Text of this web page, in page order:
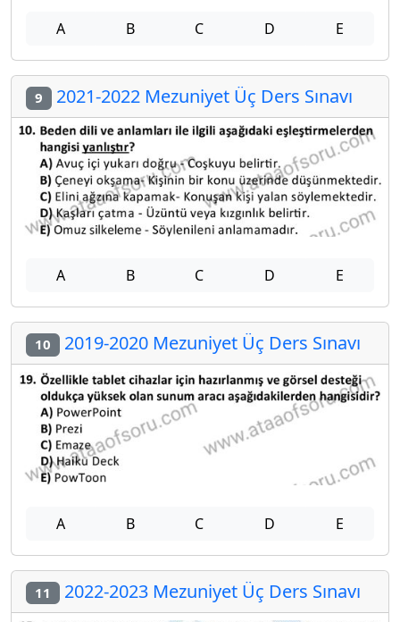
A B C D E
9 2021-2022 Mezuniyet Üç Ders Sınavı
A B C D E
10 2019-2020 Mezuniyet Üç Ders Sınavı
A B C D E
11 2022-2023 Mezuniyet Üç Ders Sınavı